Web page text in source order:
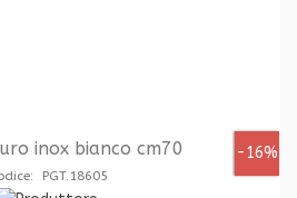
-16%
inox bianco cm70
PGT.18605